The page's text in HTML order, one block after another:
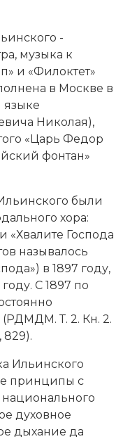
-
музыка к
и «Филоктет»
в Москве в
языке
Николая),
«Царь Федор
фонтан»
были
хора:
«Хвалите Господа
называлось
в 1897 году,
С 1897 по
(РДМДМ. Т. 2. Кн. 2.
829).
Ильинского
принципы с
духовное
дыхание да